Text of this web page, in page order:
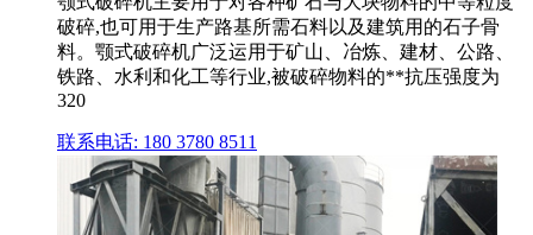
破碎,也可用于生产路基所需石料以及建筑用的石子骨
料。颚式破碎机广泛运用于矿山、冶炼、建材、公路、
铁路、水利和化工等行业,被破碎物料的**抗压强度为
320
联系电话: 180 3780 8511